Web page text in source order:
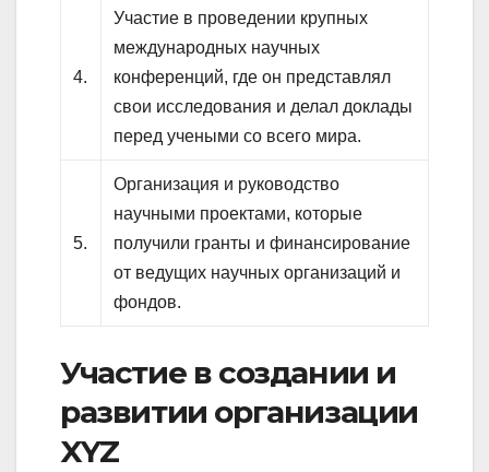
4.
Участие в проведении крупных
международных научных
конференций, где он представлял
свои исследования и делал доклады
перед учеными со всего мира.
5.
Организация и руководство
научными проектами, которые
получили гранты и финансирование
от ведущих научных организаций и
фондов.
Участие в создании и
развитии организации
XYZ